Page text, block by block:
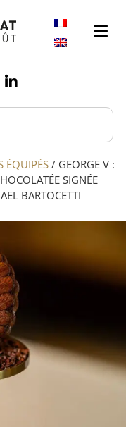
ÉQUIPÉS / GEORGE V :
SIGNÉE
BARTOCETTI